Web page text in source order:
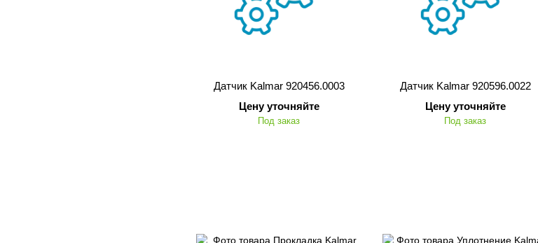
Датчик Kalmar 920456.0003
Цену уточняйте
Под заказ
Датчик Kalmar 920596.0022
Цену уточняйте
Под заказ